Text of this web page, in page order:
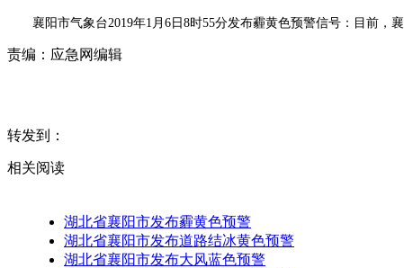
襄阳市气象台2019年1月6日8时55分发布霾黄色预警信号：目前，
责编： 应急网编辑
转发到：
相关阅读
湖北省襄阳市发布霾黄色预警
湖北省襄阳市发布道路结冰黄色预警
湖北省襄阳市发布大风蓝色预警